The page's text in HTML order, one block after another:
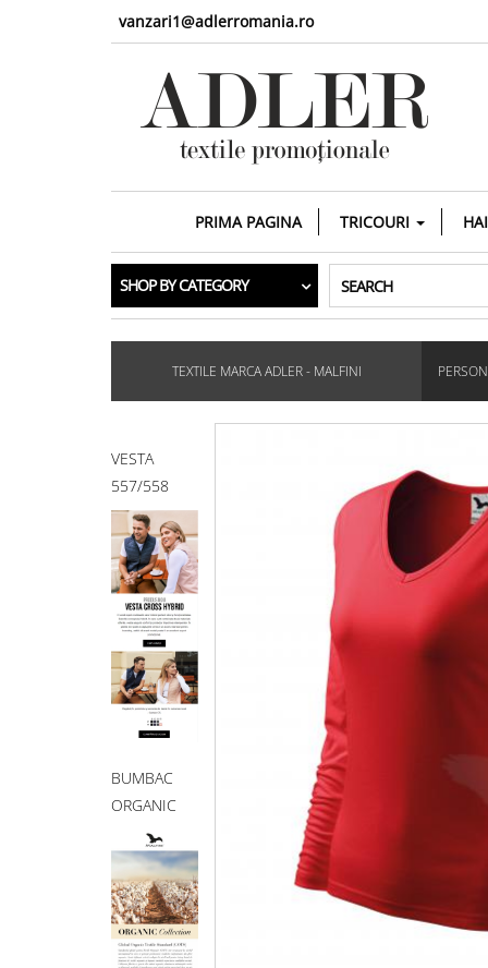
vanzari1@adlerromania.ro
PRIMA PAGINA TRICOURI
SHOP BY CATEGORY SEARCH
TEXTILE MARCA ADLER - MALFINI
VESTA
557/558
BUMBAC
ORGANIC